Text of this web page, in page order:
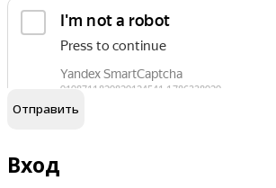
Я согласен наобработку персональных данных
Вход